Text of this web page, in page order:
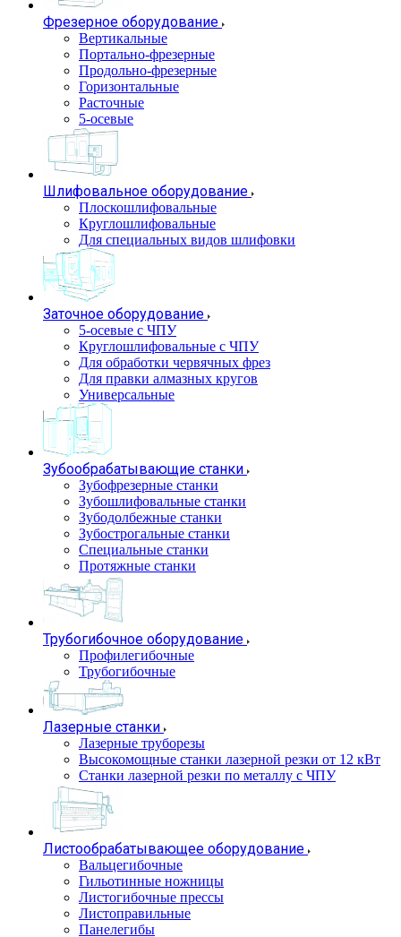
Фрезерное оборудование
Вертикальные
Портально-фрезерные
Продольно-фрезерные
Горизонтальные
Расточные
5-осевые
Шлифовальное оборудование
Плоскошлифовальные
Круглошлифовальные
Для специальных видов шлифовки
Заточное оборудование
5-осевые с ЧПУ
Круглошлифовальные с ЧПУ
Для обработки червячных фрез
Для правки алмазных кругов
Универсальные
Зубообрабатывающие станки
Зубофрезерные станки
Зубошлифовальные станки
Зубодолбежные станки
Зубострогальные станки
Специальные станки
Протяжные станки
Трубогибочное оборудование
Профилегибочные
Трубогибочные
Лазерные станки
Лазерные труборезы
Высокомощные станки лазерной резки от 12 кВт
Станки лазерной резки по металлу с ЧПУ
Листообрабатывающее оборудование
Вальцегибочные
Гильотинные ножницы
Листогибочные прессы
Листоправильные
Панелегибы